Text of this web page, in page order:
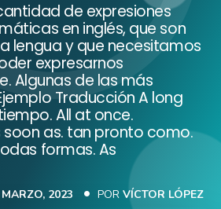
de expresiones
en inglés, que son
lengua y que necesitamos
expresarnos
Algunas de las más
Traducción A long
All at once.
soon as. tan pronto como.
formas. As
2023 POR VÍCTOR LÓPEZ